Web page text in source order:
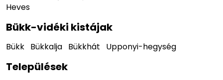
Heves
Bükk-vidéki kistájak
Bükk Bükkalja Bükkhát Upponyi-hegység
Települések